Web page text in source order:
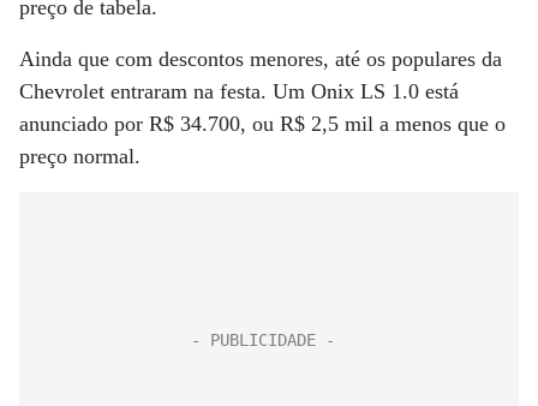
preço de tabela.
Ainda que com descontos menores, até os populares da
Chevrolet entraram na festa. Um Onix LS 1.0 está
anunciado por R$ 34.700, ou R$ 2,5 mil a menos que o
preço normal.